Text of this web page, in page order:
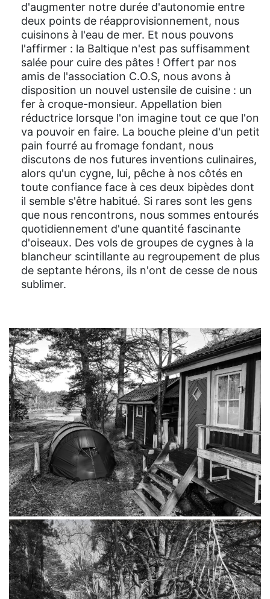
d'augmenter notre durée d'autonomie entre
deux points de réapprovisionnement, nous
cuisinons à l'eau de mer. Et nous pouvons
l'affirmer : la Baltique n'est pas suffisamment
salée pour cuire des pâtes ! Offert par nos
amis de l'association C.O.S, nous avons à
disposition un nouvel ustensile de cuisine : un
fer à croque-monsieur. Appellation bien
réductrice lorsque l'on imagine tout ce que l'on
va pouvoir en faire. La bouche pleine d'un petit
pain fourré au fromage fondant, nous
discutons de nos futures inventions culinaires,
alors qu'un cygne, lui, pêche à nos côtés en
toute confiance face à ces deux bipèdes dont
il semble s'être habitué. Si rares sont les gens
que nous rencontrons, nous sommes entourés
quotidiennement d'une quantité fascinante
d'oiseaux. Des vols de groupes de cygnes à la
blancheur scintillante au regroupement de plus
de septante hérons, ils n'ont de cesse de nous
sublimer.